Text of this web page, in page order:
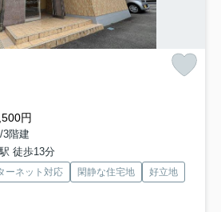
円
3階建
徒歩13分
ーネット対応 閑静な住宅地
好立地